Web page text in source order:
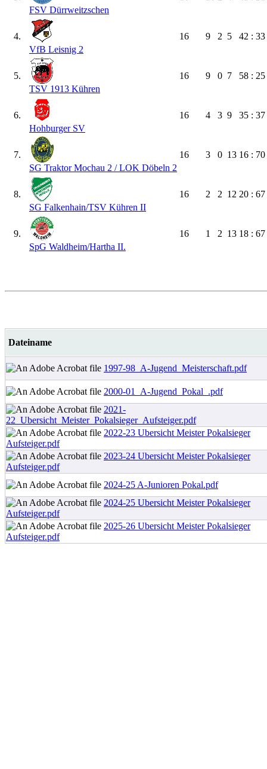
FSV Dürrweitzschen
4.
VfB Leisnig 2
16 9 2 5 42 : 33
5.
TSV 1913 Kühren
16 9 0 7 58 : 25
6.
Hohburger SV
16 4 3 9 35 : 37
7.
SG Traktor Mochau 2 /​ LOK Döbeln 2
16 3 0 13 16 : 70
8.
SG Falkenhain/​TSV Kühren II
16 2 2 12 20 : 67
9.
SpG Waldheim/​Hartha II.
16 1 2 13 18 : 67
Dateiname
1997-98_A-Jugend_Meisterschaft.pdf
2000-01_A-Jugend_Pokal_.pdf
2021-
22_Ubersicht_Meister_Pokalsieger_Aufsteiger.pdf
2022-23 Ubersicht Meister Pokalsieger
Aufsteiger.pdf
2023-24 Ubersicht Meister Pokalsieger
Aufsteiger.pdf
2024-25 A-Junioren Pokal.pdf
2024-25 Ubersicht Meister Pokalsieger
Aufsteiger.pdf
2025-26 Ubersicht Meister Pokalsieger
Aufsteiger.pdf